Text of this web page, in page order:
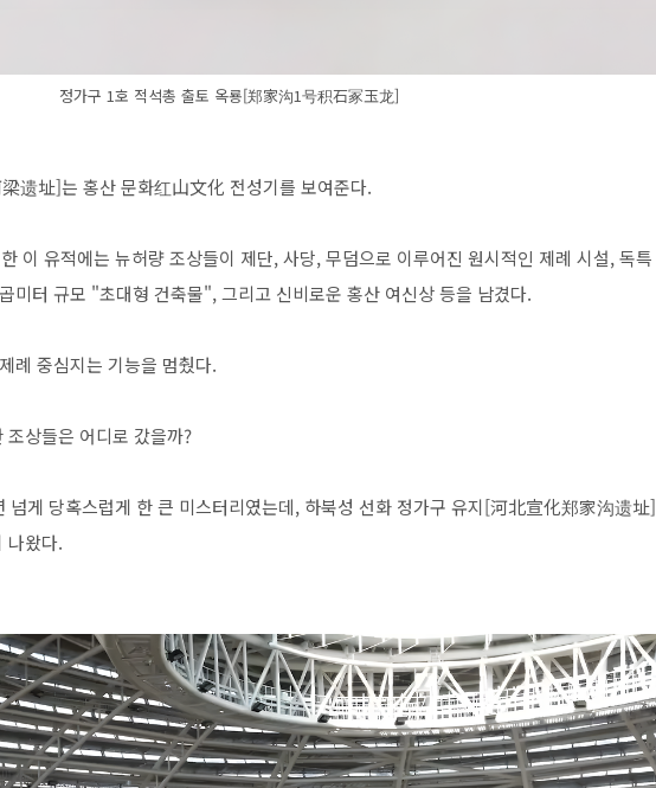
정가구 1호 적석총 출토 옥룡[郑家沟1号积石冢玉龙]
遗址]는 홍산 문화红山文化 전성기를 보여준다.
이 유적에는 뉴허량 조상들이 제단, 사당, 무덤으로 이루어진 원시적인 제례 시설, 독특
미터 규모 "초대형 건축물", 그리고 신비로운 홍산 여신상 등을 남겼다.
례 중심지는 기능을 멈췄다.
상들은 어디로 갔을까?
넘게 당혹스럽게 한 큰 미스터리였는데, 하북성 선화 정가구 유지[河北宣化郑家沟遗址]
나왔다.